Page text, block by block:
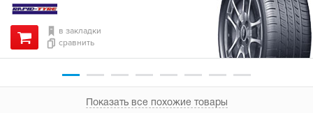
в закладки
сравнить
Показать все похожие товары